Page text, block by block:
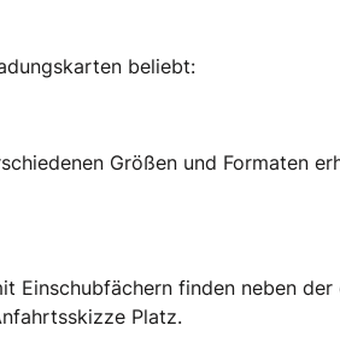
beliebt:
Größen und Formaten
Einschubfächern finden neben
Platz.